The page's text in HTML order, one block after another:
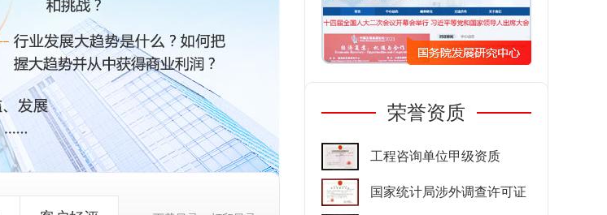
荣誉资质
工程咨询单位甲级资质
国家统计局涉外调查许可证